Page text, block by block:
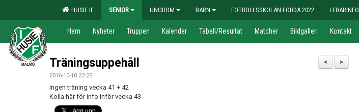
HUSIE IF SENIOR UNGDOM BARN FOTBOLLSSKOLAN FÖDDA 2022 LEDARINFO
Hem Nyheter Truppen Kalender Tabell/Resultat Matcher Bildgalleri Kontakt
>
<
Träningsuppehåll
2016-10-10 22:25
Ingen träning vecka 41 + 42
Kolla här för info inför vecka 43